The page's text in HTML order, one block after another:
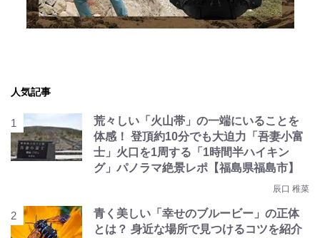
人気記事
荒々しい「火山帯」の一端にいることを
体感！ 登頂約10分でも大迫力「吾妻小富
士」火口を1周する「1時間半ハイキン
グ」パノラマ絶景レポ【福島県福島市】
辰口 稚菜
青く美しい「幸せのブルービー」の正体
とは？ 身近な場所で見つけるコツを紹介